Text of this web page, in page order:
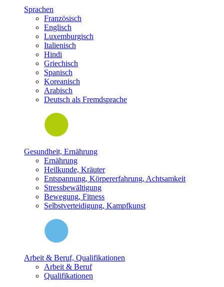
Sprachen
Französisch
Englisch
Luxemburgisch
Italienisch
Hindi
Griechisch
Spanisch
Koreanisch
Arabisch
Deutsch als Fremdsprache
Gesundheit, Ernährung
Ernährung
Heilkunde, Kräuter
Entspannung, Körpererfahrung, Achtsamkeit
Stressbewältigung
Bewegung, Fitness
Selbstverteidigung, Kampfkunst
Arbeit & Beruf, Qualifikationen
Arbeit & Beruf
Qualifikationen